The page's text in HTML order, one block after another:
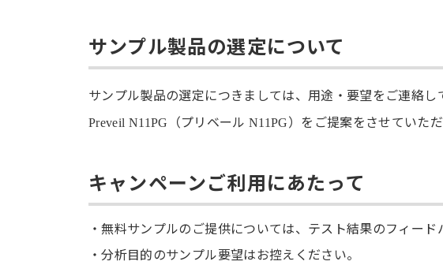
サンプル製品の選定について
サンプル製品の選定につきましては、用途・要望をご連絡し
Preveil N11PG （プリベールN11PG）をご提案をさせていただ
キャンペーンご利用にあたって
無料サンプルのご提供については、テスト結果のフィード
分析目的のサンプル要望はお控えください。